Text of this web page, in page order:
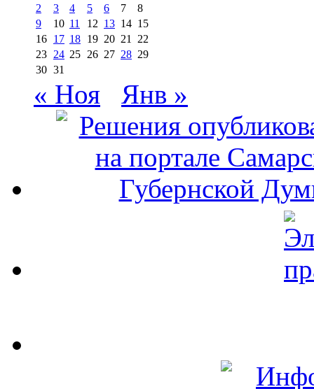
2
3 4 5 6 7
8
9
10 11 12 13 14 15
16 17 18 19 20 21
22
23 24 25 26 27 28 29
30 31
« Ноя Янв »